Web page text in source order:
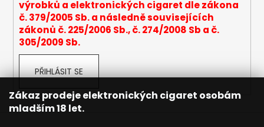
Zákaz prodeje elektronických cigaret osobám
mladším 18 let.
n
a
t
?
výrobků a elektronických cigaret dle zákona
č. 379/2005 Sb. a následně souvisejících
zákonů č. 225/2006 Sb., č. 274/2008 Sb a č.
305/2009 Sb.
PŘIHLÁSIT SE